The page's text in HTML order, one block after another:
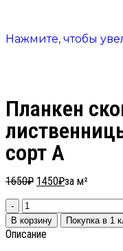
Нажмите, чтобы
Планкен
сорт А
1650₽ 1450₽за м²
В корзину Покупка в 1
Описание